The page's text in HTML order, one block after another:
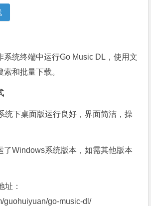
系统终端中运行Go Music DL，使用文
和批量下载。
统下桌面版运行良好，界面简洁，操
了Windows系统版本，如需其他版本
址：
guohuiyuan/go-music-dl/